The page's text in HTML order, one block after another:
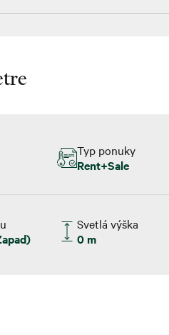
Typ ponuky
Rent+Sale
Svetlá výška
0 m